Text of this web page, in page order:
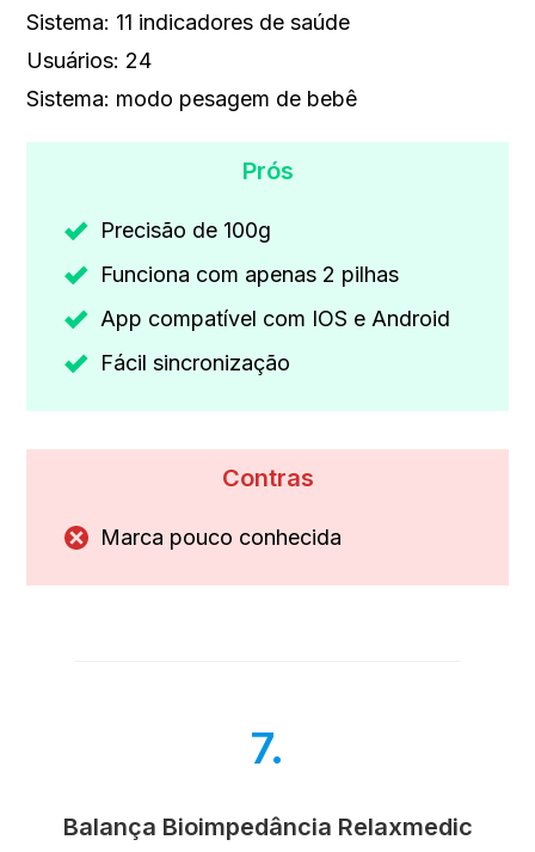
Sistema: 11 indicadores de saúde
Usuários: 24
Sistema: modo pesagem de bebê
Prós
Precisão de 100g
Funciona com apenas 2 pilhas
App compatível com IOS e Android
Fácil sincronização
Contras
Marca pouco conhecida
7.
Balança Bioimpedância Relaxmedic